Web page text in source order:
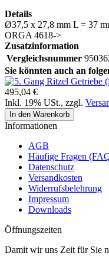
Details
Ø37,5 x 27,8 mm L = 37
ORGA 4618->
Zusatzinformation
Vergleichsnummer
Sie könnten auch an
495,04 €
Inkl. 19% USt., zzgl.
In den Warenkorb
Informationen
AGB
Häufige Fragen
Datenschutz
Versandkosten
Widerrufsbelehrung
Impressum
Downloads
Öffnungszeiten
Damit wir uns Zeit für Sie